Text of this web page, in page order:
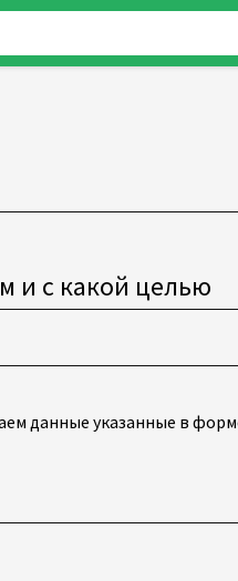
и с какой целью
данные указанные в